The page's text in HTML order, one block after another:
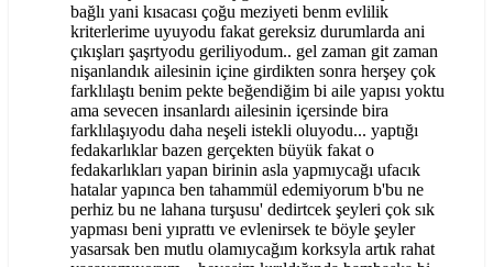
bağlı yani kısacası çoğu meziyeti benm evlilik
kriterlerime uyuyodu fakat gereksiz durumlarda ani
çıkışları şaşrtyodu geriliyodum.. gel zaman git zaman
nişanlandık ailesinin içine girdikten sonra herşey çok
farklılaştı benim pekte beğendiğim bi aile yapısı yoktu
ama sevecen insanlardı ailesinin içersinde bira
farklılaşıyodu daha neşeli istekli oluyodu... yaptığı
fedakarlıklar bazen gerçekten büyük fakat o
fedakarlıkları yapan birinin asla yapmıycağı ufacık
hatalar yapınca ben tahammül edemiyorum b'bu ne
perhiz bu ne lahana turşusu' dedirtcek şeyleri çok sık
yapması beni yıprattı ve evlenirsek te böyle şeyler
yasarsak ben mutlu olamıycağım korksyla artık rahat